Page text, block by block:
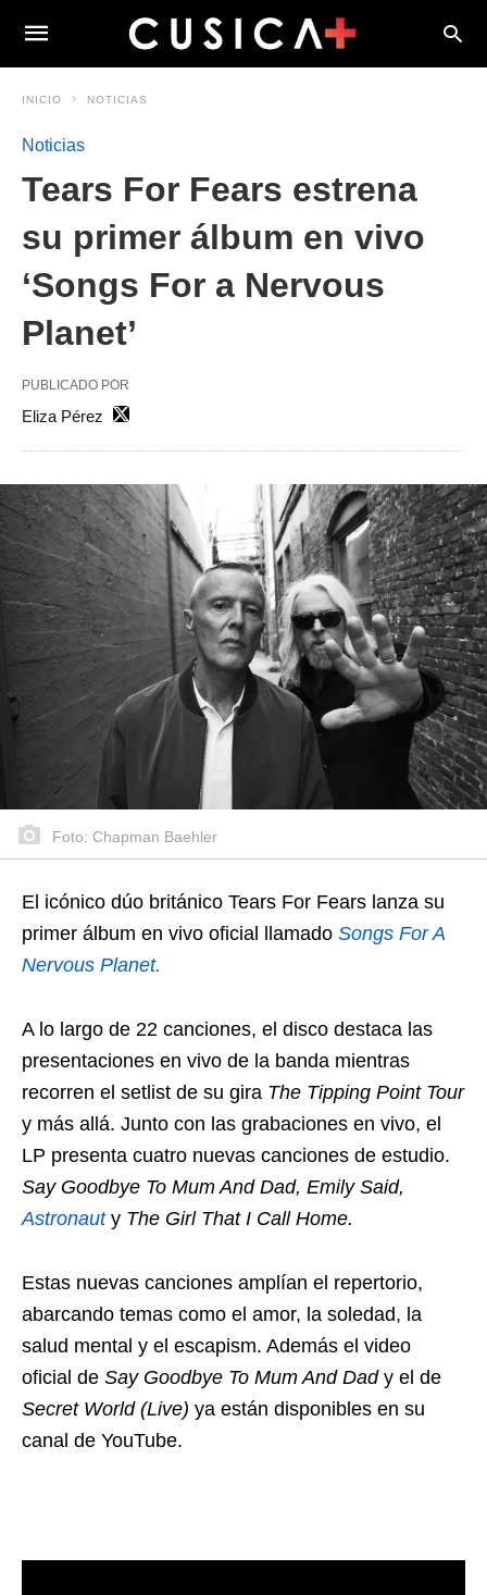
INICIO NOTICIAS
Noticias
Tears For Fears estrena
su primer álbum en vivo
‘Songs For a Nervous
Planet’
PUBLICADO POR
Eliza Pérez
Foto: Chapman Baehler
El icónico dúo británico Tears For Fears lanza su
primer álbum en vivo oficial llamado Songs For A
Nervous Planet.
A lo largo de 22 canciones, el disco destaca las
presentaciones en vivo de la banda mientras
recorren el setlist de su gira The Tipping Point Tour
y más allá. Junto con las grabaciones en vivo, el
LP presenta cuatro nuevas canciones de estudio.
Say Goodbye To Mum And Dad, Emily Said,
Astronaut y The Girl That I Call Home.
Estas nuevas canciones amplían el repertorio,
abarcando temas como el amor, la soledad, la
salud mental y el escapism. Además el video
oficial de Say Goodbye To Mum And Dady el de
Secret World (Live) ya están disponibles en su
canal de YouTube.